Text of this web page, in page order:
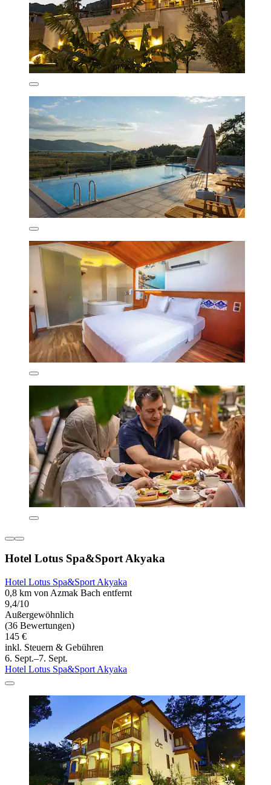
Hotel Lotus Spa&Sport Akyaka
Hotel Lotus Spa&Sport Akyaka
0,8 km von Azmak Bach entfernt
9,4/10
Außergewöhnlich
(36 Bewertungen)
145 €
inkl. Steuern & Gebühren
6. Sept.–7. Sept.
Hotel Lotus Spa&Sport Akyaka